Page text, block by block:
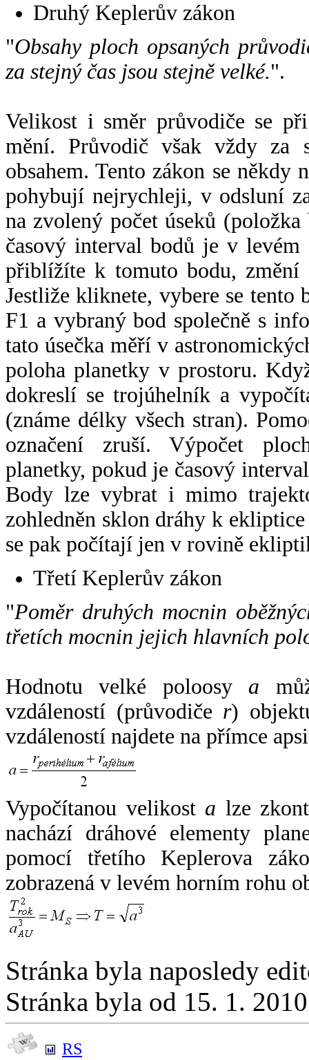
Druhý Keplerův zákon
"Obsahy ploch opsaných
za stejný čas jsou stejně velké.".
Velikost i směr průvodiče se
mění. Průvodič však vždy za
obsahem. Tento zákon se někdy
pohybují nejrychleji, v odsluní
na zvolený počet úseků
časový interval bodů je v
přiblížíte k tomuto bodu,
Jestliže kliknete, vybere se tento
F1 a vybraný bod společně s
tato úsečka měří v
poloha planetky v prostoru.
dokreslí se trojúhelník a
(známe délky všech stran).
označení zruší. Výpočet
planetky, pokud je časový
Body lze vybrat i mimo
zohledněn sklon dráhy k
se pak počítají jen v rovině
Třetí Keplerův zákon
"Poměr druhých mocnin
třetích mocnin jejich hlavních
Hodnotu velké poloosy a
vzdáleností (průvodiče r)
vzdáleností najdete na přímce
Vypočítanou velikost a lze
nachází dráhové elementy
pomocí třetího Keplerova
zobrazená v levém horním rohu
Stránka byla naposledy
Stránka byla od 15. 1.
RS